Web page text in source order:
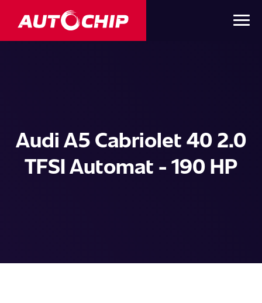
Audi A5 Cabriolet 40 2.0
TFSI Automat - 190 HP